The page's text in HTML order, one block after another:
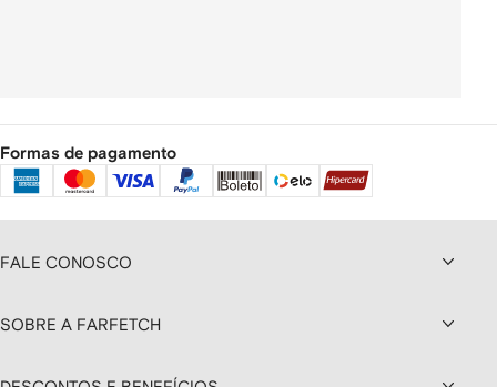
Formas de pagamento
FALE CONOSCO
SOBRE A FARFETCH